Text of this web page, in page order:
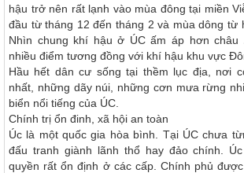
hậu trở nên rất lạnh vào mùa đông tại miền
đầu từ tháng 12 đến tháng 2 và mùa dông từ
Nhìn chung khí hậu ở ÚC ấm áp hơn châu
nhiều điểm tương đồng với khí hậu khu vực
Hầu hết dân cư sống tại thềm lục địa, nơi
nhất, những dãy núi, những cơn mưa rừng
biển nổi tiếng của ÚC.
Chính trị ổn đinh, xã hội an toàn
Úc là một quốc gia hòa bình. Tại ÚC chưa
đấu tranh giành lãnh thổ hay đảo chính.
quyền rất ổn định ở các cấp. Chính phủ